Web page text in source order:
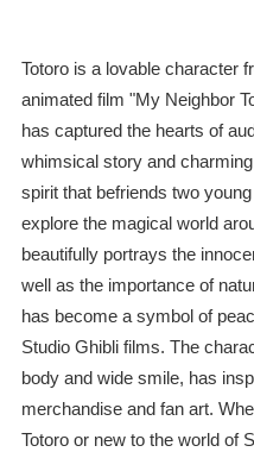
Totoro is a lovable character
animated film "My Neighbor
has captured the hearts of
whimsical story and
spirit that befriends two
explore the magical world
beautifully portrays the
well as the importance of
has become a symbol of
Studio Ghibli films. The
body and wide smile, has
merchandise and fan art.
Totoro or new to the world of